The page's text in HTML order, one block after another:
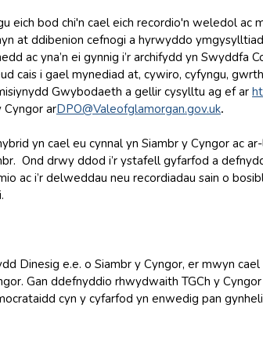
eich bod chi'n cael eich recordio'n weledol ac
at ddibenion cefnogi a hyrwyddo
ac yna’n ei gynnig i’r archifydd yn Swyddfa
cais i gael mynediad at, cywiro, cyfyngu,
Gwybodaeth a gellir cysylltu ag ef ar
arDPO@Valeofglamorgan.gov.uk.
yn cael eu cynnal yn Siambr y Cyngor ac
Ond drwy ddod i’r ystafell gyfarfod a
ac i’r delweddau neu recordiadau sain o
Dinesig e.e. o Siambr y Cyngor, er mwyn
Gan ddefnyddio rhwydwaith TGCh y Cyngor
cyn y cyfarfod yn enwedig pan